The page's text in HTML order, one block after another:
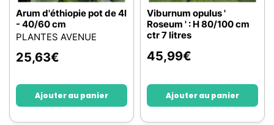
Arum d'éthiopie pot de 4l
- 40/60 cm
PLANTES AVENUE
25,63€
Ajouter au panier
Viburnum opulus '
Roseum ' : H 80/100 cm
ctr 7 litres
45,99€
Ajouter au panier